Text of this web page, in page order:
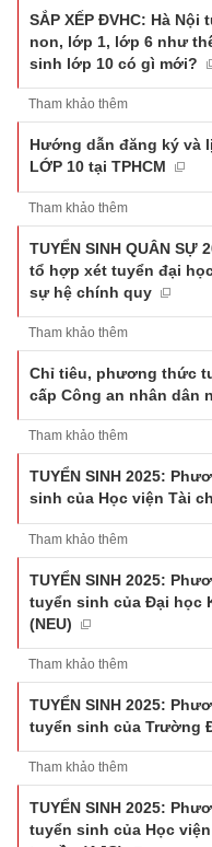
SẮP XẾP ĐVHC: Hà Nội
non, lớp 1, lớp 6 như
sinh lớp 10 có gì mới?
Tham khảo thêm
Hướng dẫn đăng ký và
LỚP 10 tại TPHCM
Tham khảo thêm
TUYỂN SINH QUÂN SỰ
tổ hợp xét tuyển đại
sự hệ chính quy
Tham khảo thêm
Chỉ tiêu, phương thức
cấp Công an nhân dân
Tham khảo thêm
TUYỂN SINH 2025:
sinh của Học viện Tài
Tham khảo thêm
TUYỂN SINH 2025:
tuyển sinh của Đại học
(NEU)
Tham khảo thêm
TUYỂN SINH 2025:
tuyển sinh của Trường
Tham khảo thêm
TUYỂN SINH 2025:
tuyển sinh của Học